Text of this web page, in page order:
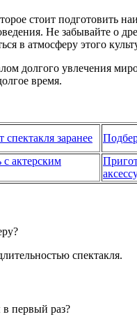
стоит подготовить
Не забывайте о
в атмосферу этого
долгого увлечения
время.
заранее
с актерским
спектакля.
первый раз?